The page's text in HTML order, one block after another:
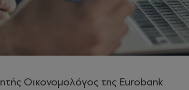
Οικονομολόγος της Eurobank